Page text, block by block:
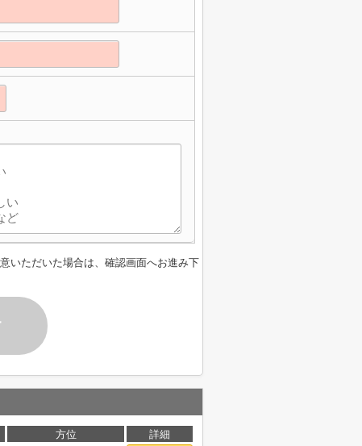
いただいた場合は、確認画面へお進み下
方位
詳細